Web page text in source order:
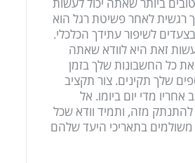
רגשית לאחר פשיטת רגל הוא
לשיפור עתידך הכלכלי.
זאת היא לוודא שאתה
כל החשבונות שלך בזמן
שלך תקינים. צור תקציב
מדי יום ביומו. אל
מזה, ותמיד וודא שכל
בתאריכי היעד שלהם